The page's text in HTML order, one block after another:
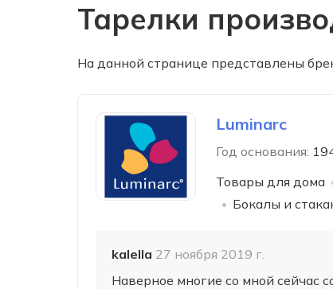
Тарелки
На данной странице представлены
Luminarc
Год основания:
Товары для дома
Бокалы и
kalella 27 ноября 2019 г.
Наверное многие со мной сейчас